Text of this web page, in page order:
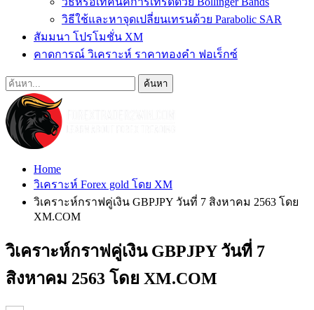
วิธีใช้และหาจุดเปลี่ยนเทรนด้วย Parabolic SAR
สัมมนา โปรโมชั่น XM
คาดการณ์ วิเคราะห์ ราคาทองคำ ฟอเร็กซ์
Home
วิเคราะห์ Forex gold โดย XM
วิเคราะห์กราฟคู่เงิน GBPJPY วันที่ 7 สิงหาคม 2563 โดย
XM.COM
วิเคราะห์กราฟคู่เงิน GBPJPY วันที่ 7
สิงหาคม 2563 โดย XM.COM